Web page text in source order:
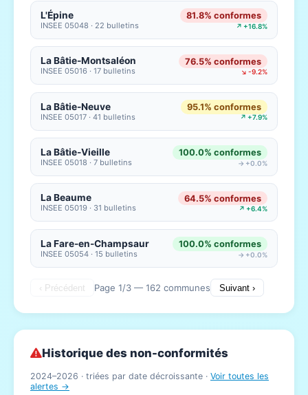
L'Épine
INSEE 05048 · 22 bulletins
81.8% conformes
↗ +16.8%
La Bâtie-Montsaléon
INSEE 05016 · 17 bulletins
76.5% conformes
↘ -9.2%
La Bâtie-Neuve
INSEE 05017 · 41 bulletins
95.1% conformes
↗ +7.9%
La Bâtie-Vieille
INSEE 05018 · 7 bulletins
100.0% conformes
→ +0.0%
La Beaume
INSEE 05019 · 31 bulletins
64.5% conformes
↗ +6.4%
La Fare-en-Champsaur
INSEE 05054 · 15 bulletins
100.0% conformes
→ +0.0%
‹ Précédent Page 1/3 — 162 communes Suivant ›
Historique des non-conformités
2024–2026 · triées par date décroissante · Voir toutes les
alertes →